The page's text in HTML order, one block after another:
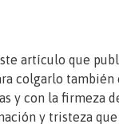
artículo que
colgarlo
y con la firmeza
y tristeza